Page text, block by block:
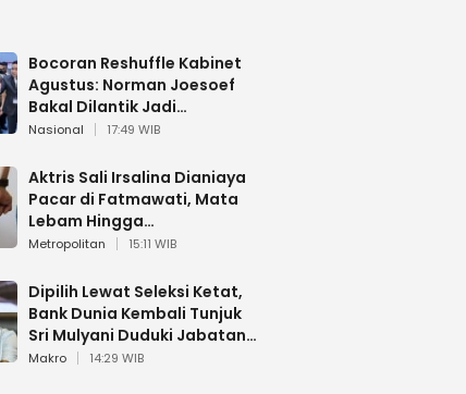
Bocoran Reshuffle Kabinet
Agustus: Norman Joesoef
Bakal Dilantik Jadi
Wamenhan RI
Nasional 17:49 WIB
Aktris Sali Irsalina Dianiaya
Pacar di Fatmawati, Mata
Lebam Hingga
Diselamatkan Polantas
Metropolitan 15:11 WIB
Dipilih Lewat Seleksi Ketat,
Bank Dunia Kembali Tunjuk
Sri Mulyani Duduki Jabatan
Strategis
Makro 14:29 WIB